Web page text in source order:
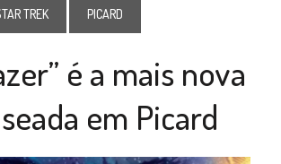
TREK PICARD
é a mais nova
em Picard